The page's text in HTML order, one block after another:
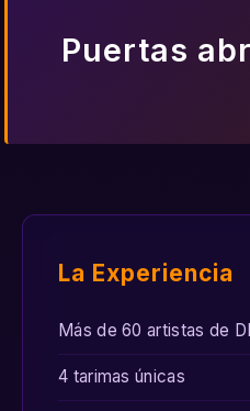
Puertas
La Experiencia
Más de 60 artistas de
4 tarimas únicas